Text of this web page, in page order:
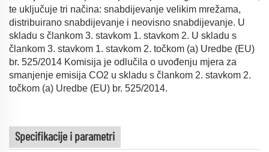
te uključuje tri načina: snabdijevanje velikim mrežama,
distribuirano snabdijevanje i neovisno snabdijevanje. U
skladu s člankom 3. stavkom 1. stavkom 2. U skladu s
člankom 3. stavkom 1. stavkom 2. točkom (a) Uredbe (EU)
br. 525/2014 Komisija je odlučila o uvođenju mjera za
smanjenje emisija CO2 u skladu s člankom 2. stavkom 2.
točkom (a) Uredbe (EU) br. 525/2014.
Specifikacije i parametri